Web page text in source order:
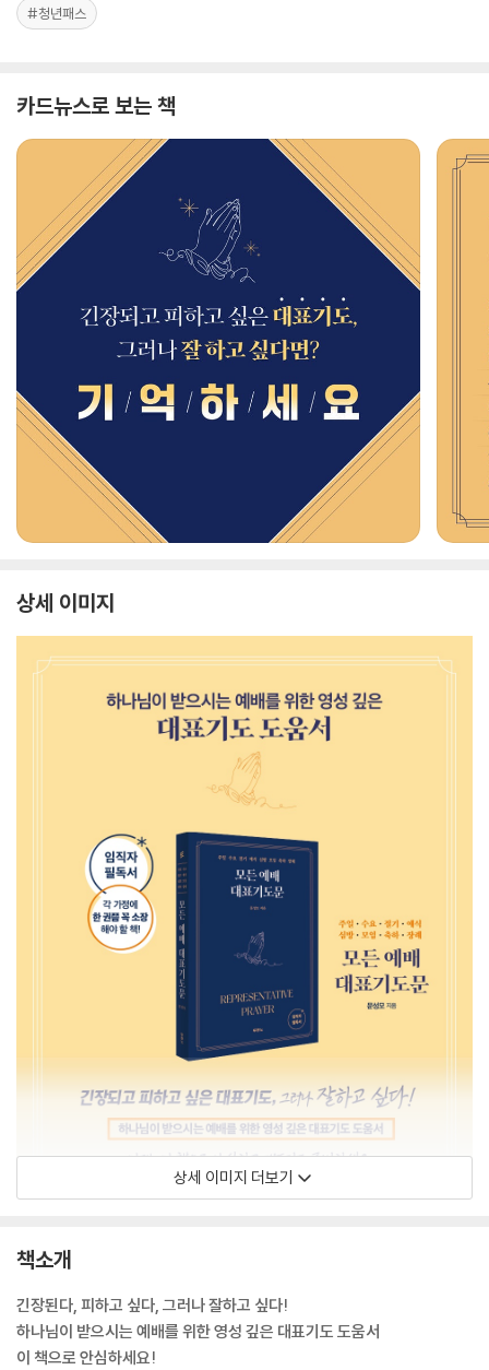
#청년패스
카드뉴스로 보는 책
상세 이미지
상세 이미지 더보기
책소개
긴장된다, 피하고 싶다, 그러나 잘하고 싶다!
하나님이 받으시는 예배를 위한 영성 깊은 대표기도 도움서
이 책으로 안심하세요!